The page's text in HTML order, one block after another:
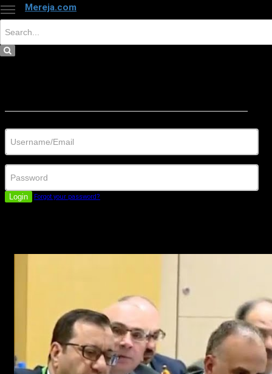
Mereja.com
Login Forgot your password?